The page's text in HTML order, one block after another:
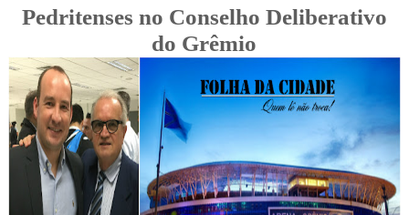
Pedritenses no Conselho Deliberativo
do Grêmio